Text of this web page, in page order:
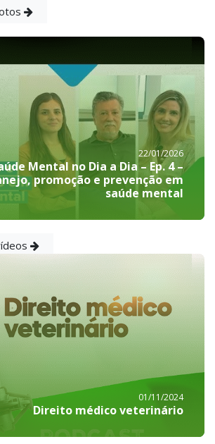
22/01/2026
Mental no Dia a Dia – Ep. 4 –
promoção e prevenção em
saúde mental
01/11/2024
Direito médico veterinário